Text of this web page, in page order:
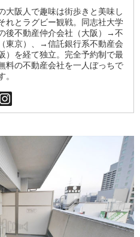
大阪人で趣味は街歩きと美味し
れとラグビー観戦。同志社大学
後不動産仲介会社（大阪）→不
東京）、→信託銀行系不動産会
）を経て独立。完全予約制で最
料の不動産会社を一人ぼっちで
。